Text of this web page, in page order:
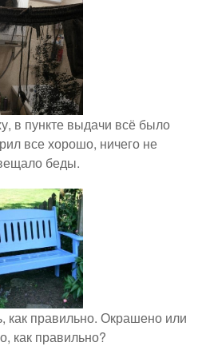
в пункте выдачи всё было
все хорошо, ничего не
беды.
как правильно. Окрашено или
как правильно?